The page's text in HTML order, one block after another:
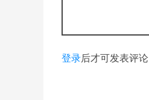
登录后才可发表评论